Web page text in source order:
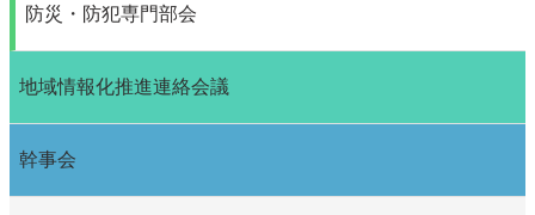
防災・防犯専門部会
地域情報化推進連絡会議
幹事会